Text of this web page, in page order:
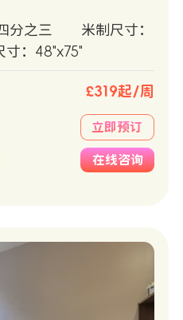
分之三
米制尺寸：
寸：48"x75"
£319起/周
立即预订
在线咨询